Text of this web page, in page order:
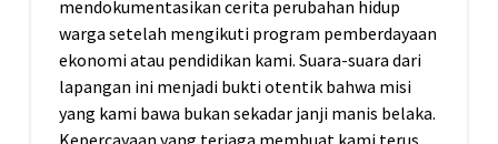
mendokumentasikan cerita perubahan hidup
warga setelah mengikuti program pemberdayaan
ekonomi atau pendidikan kami. Suara-suara dari
lapangan ini menjadi bukti otentik bahwa misi
yang kami bawa bukan sekadar janji manis belaka.
Kepercayaan yang terjaga membuat kami terus